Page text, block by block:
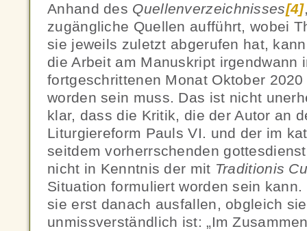
Anhand des Quellenverzeichnisses[4]
zugängliche Quellen aufführt, wobei
sie jeweils zuletzt abgerufen hat,
die Arbeit am Manuskript irgendwann
fortgeschrittenen Monat Oktober
worden sein muss. Das ist nicht
klar, dass die Kritik, die der Autor an
Liturgiereform Pauls VI. und der im
seitdem vorherrschenden
nicht in Kenntnis der mit Traditionis
Situation formuliert worden sein
sie erst danach ausfallen, obgleich
unmissverständlich ist: „Im